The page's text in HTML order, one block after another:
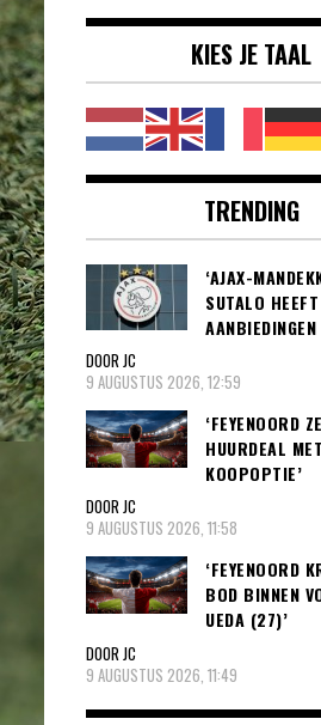
Eredivisie &
voetbal |
KIES JE TAAL
TRENDING
‘AJAX-
SUTALO
DOOR JC
9 AUGUSTUS 2026, 12:59
‘FEYENOORD
HUURDEAL
KOOPOPTIE’
DOOR JC
9 AUGUSTUS 2026, 11:58
‘FEYENOORD
BOD BINNEN
UEDA (27)’
DOOR JC
9 AUGUSTUS 2026, 11:49